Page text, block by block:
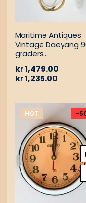
Maritime Antiques
Vintage Daeyang
graders
kr1,479.00
kr1,235.00
HOT -